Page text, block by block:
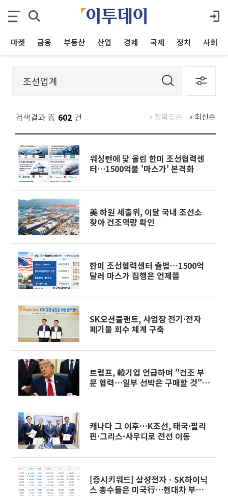
마켓 금융 부동산 산업 경제 국제 정치 사회
검색결과 총 602 건 최신순
정확도순
워싱턴에 닻 올린 한미 조선협력센
터⋯1500억불 '마스가' 본격화
美 하원 세출위, 이달 국내 조선소
찾아 건조역량 확인
한미 조선협력센터 출범…1500억
달러 마스가 집행은 언제쯤
SK오션플랜트, 사업장 전기·전자
폐기물 회수 체계 구축
트럼프, 韓기업 언급하며 "건조 부
문 협력⋯일부 선박은 구매할 것"
캐나다 그 이후…K조선, 태국·필리
핀·그리스·사우디로 전선 이동
[증시키워드] 삼성전자ㆍSK하이닉
스 총수들은 미국行⋯현대차 부분